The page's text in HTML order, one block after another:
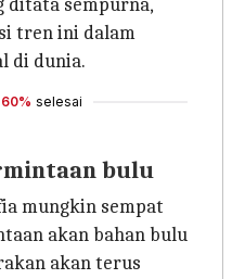
ditata sempurna,
tren ini dalam
di dunia.
60% selesai
bulu
mungkin sempat
akan bahan bulu
akan terus